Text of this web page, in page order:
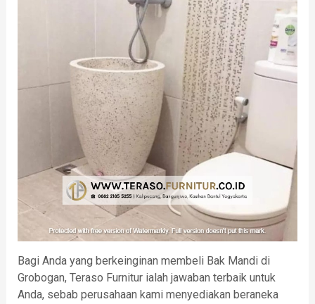
Bagi Anda yang berkeinginan membeli Bak Mandi di
Grobogan, Teraso Furnitur ialah jawaban terbaik untuk
Anda, sebab perusahaan kami menyediakan beraneka